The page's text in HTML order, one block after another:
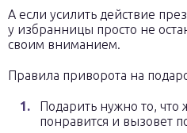
А если усилить действие
у избранницы просто не
своим вниманием.
Правила приворота на
Подарить нужно то,
понравится и вызовет